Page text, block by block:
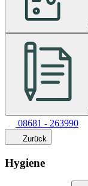
08681 - 263990
Zurück
Hygiene